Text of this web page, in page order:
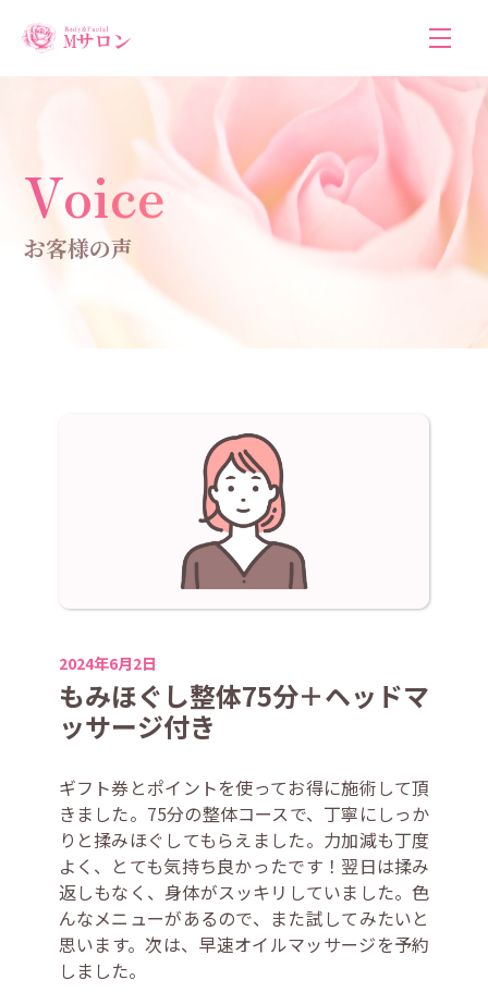
Voice
お客様の声
2024年6月2日
もみほぐし整体75分＋ヘッドマ
ッサージ付き
ギフト券とポイントを使ってお得に施術して頂
きました。75分の整体コースで、丁寧にしっか
りと揉みほぐしてもらえました。力加減も丁度
よく、とても気持ち良かったです！翌日は揉み
返しもなく、身体がスッキリしていました。色
んなメニューがあるので、また試してみたいと
思います。次は、早速オイルマッサージを予約
しました。